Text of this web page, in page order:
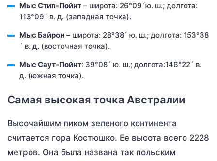
Мыс Стип-Пойнт – широта: 26°09´ю. ш.; долгота:
113°09´ в. д. (западная точка).
Мыс Байрон – широта: 28°38´ ю. ш.; долгота: 153°38
´ в. д. (восточная точка).
Мыс Саут-Пойнт: 39°08´ ю. ш.; долгота:146°22´ в.
д. (южная точка).
Самая высокая точка Австралии
Высочайшим пиком зеленого континента
считается гора Костюшко. Ее высота всего 2228
метров. Она была названа так польским